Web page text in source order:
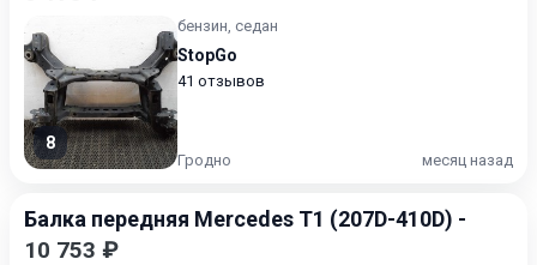
8
бензин, седан
StopGo
41 отзывов
Гродно месяц назад
Балка передняя Mercedes T1 (207D-410D) -
10 753 ₽